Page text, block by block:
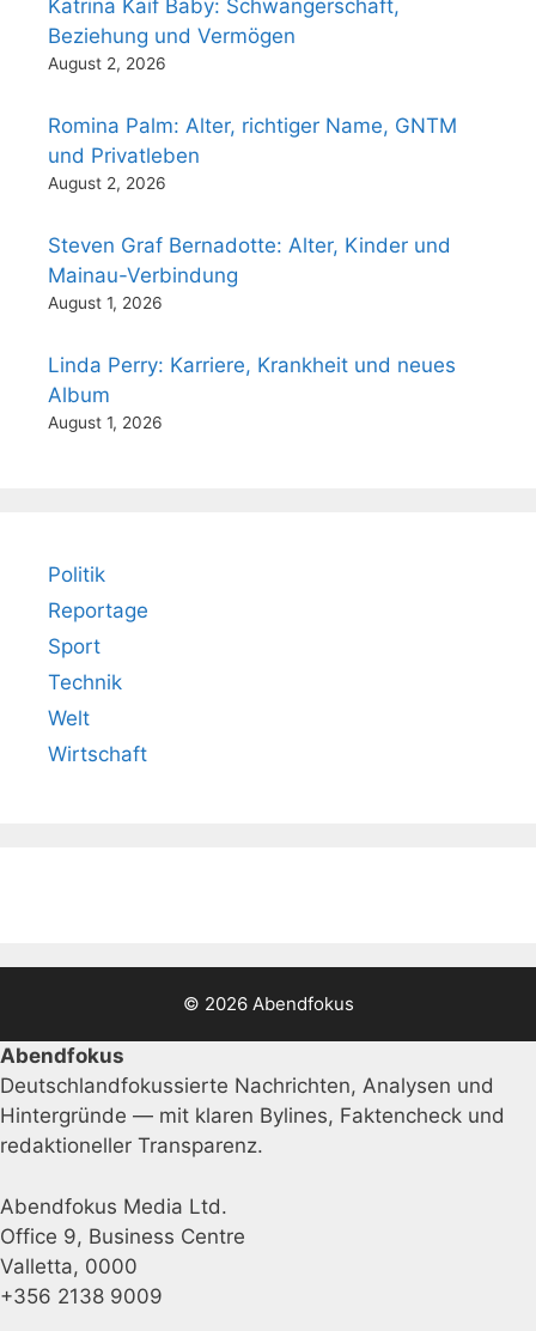
Katrina Kaif Baby: Schwangerschaft,
Beziehung und Vermögen
August 2, 2026
Romina Palm: Alter, richtiger Name, GNTM
und Privatleben
August 2, 2026
Steven Graf Bernadotte: Alter, Kinder und
Mainau-Verbindung
August 1, 2026
Linda Perry: Karriere, Krankheit und neues
Album
August 1, 2026
Politik
Reportage
Sport
Technik
Welt
Wirtschaft
© 2026 Abendfokus
Abendfokus
Deutschlandfokussierte Nachrichten, Analysen und
Hintergründe — mit klaren Bylines, Faktencheck und
redaktioneller Transparenz.
Abendfokus Media Ltd.
Office 9, Business Centre
Valletta, 0000
+356 2138 9009